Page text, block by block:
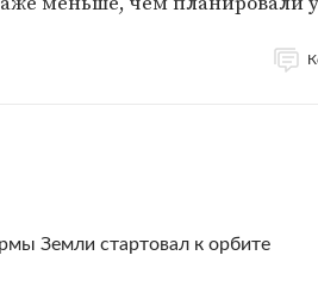
Земли стартовал к орбите